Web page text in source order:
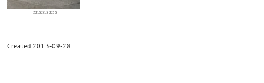
20130713 0033
Created2013-09-28